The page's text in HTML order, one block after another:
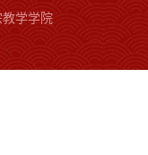
学学院